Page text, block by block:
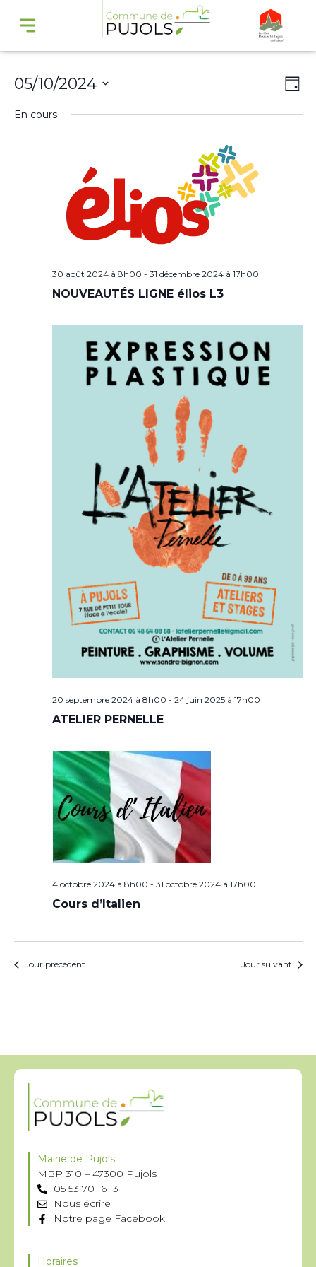
Jour
05/10/2024
En cours
30 août 2024 à 8h00 - 31 décembre 2024 à 17h00
NOUVEAUTÉS LIGNE élios L3
20 septembre 2024 à 8h00 - 24 juin 2025 à 17h00
ATELIER PERNELLE
4 octobre 2024 à 8h00 - 31 octobre 2024 à 17h00
Cours d’Italien
Jour précédent Jour suivant
Mairie de Pujols
MBP 310 – 47300 Pujols
05 53 70 16 13
Nous écrire
Notre page Facebook
Horaires